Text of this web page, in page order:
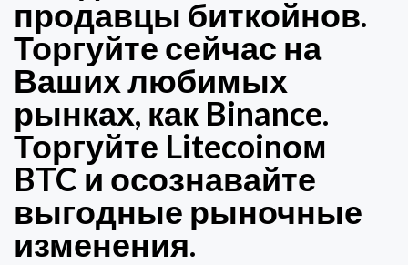
продавцы биткойнов.
Торгуйте сейчас на
Ваших любимых
рынках, как Binance.
Торгуйте Litecoinом
BTC и осознавайте
выгодные рыночные
изменения.